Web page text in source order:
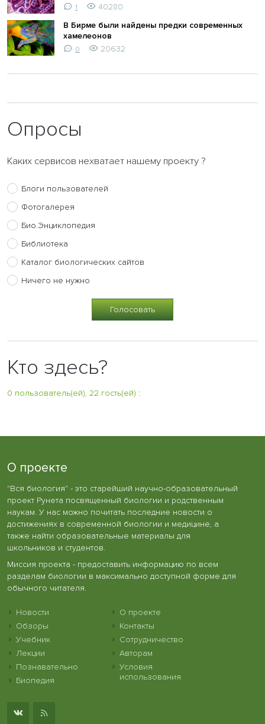
1
40280
В Бирме были найдены предки современных
хамелеонов
0 20632
Опросы
Каких сервисов нехватает нашему проекту ?
Блоги пользователей
Фотогалерея
Био.Энциклопедия
Библиотека
Каталог биологических сайтов
Ничего не нужно
Кто здесь?
0 пользователь(ей), 22 гость(ей) :
О проекте
"Вся биология" - это старейший научно-образовательный
проект Рунета посвященный биологии и родственным
наукам. У нас можно почитать последние новости о
достижениях в современной биологии и медицине, а
также найти образовательные материалы для
школьников и студентов.
Миссия проекта - предоставить информацию по всем
разделам биологии в максимально доступной форме для
обычного читателя.
Новости
Обзоры
Учебник
Лекции
Познавательно
Биопедия
О проекте
Контакты
Сотрудничество
Авторам
Условия
использования